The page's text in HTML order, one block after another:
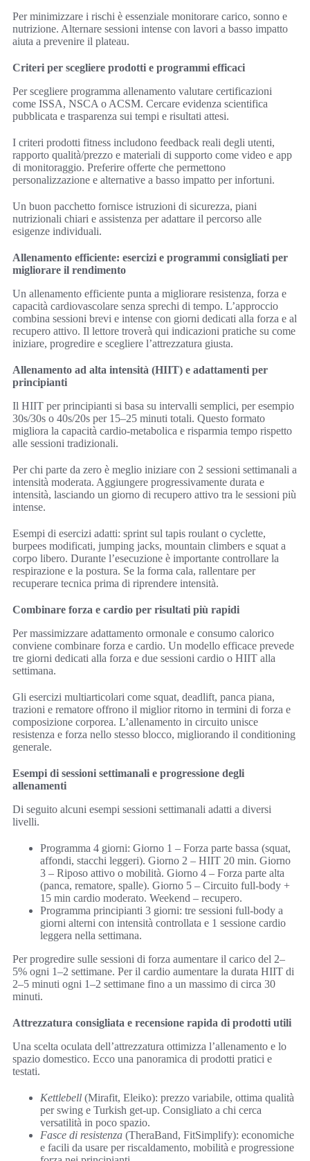
Per minimizzare i rischi è essenziale monitorare carico, sonno e
nutrizione. Alternare sessioni intense con lavori a basso impatto
aiuta a prevenire il plateau.
Criteri per scegliere prodotti e programmi efficaci
Per scegliere programma allenamento valutare certificazioni
come ISSA, NSCA o ACSM. Cercare evidenza scientifica
pubblicata e trasparenza sui tempi e risultati attesi.
I criteri prodotti fitness includono feedback reali degli utenti,
rapporto qualità/prezzo e materiali di supporto come video e app
di monitoraggio. Preferire offerte che permettono
personalizzazione e alternative a basso impatto per infortuni.
Un buon pacchetto fornisce istruzioni di sicurezza, piani
nutrizionali chiari e assistenza per adattare il percorso alle
esigenze individuali.
Allenamento efficiente: esercizi e programmi consigliati per
migliorare il rendimento
Un allenamento efficiente punta a migliorare resistenza, forza e
capacità cardiovascolare senza sprechi di tempo. L’approccio
combina sessioni brevi e intense con giorni dedicati alla forza e al
recupero attivo. Il lettore troverà qui indicazioni pratiche su come
iniziare, progredire e scegliere l’attrezzatura giusta.
Allenamento ad alta intensità (HIIT) e adattamenti per
principianti
Il HIIT per principianti si basa su intervalli semplici, per esempio
30s/30s o 40s/20s per 15–25 minuti totali. Questo formato
migliora la capacità cardio-metabolica e risparmia tempo rispetto
alle sessioni tradizionali.
Per chi parte da zero è meglio iniziare con 2 sessioni settimanali a
intensità moderata. Aggiungere progressivamente durata e
intensità, lasciando un giorno di recupero attivo tra le sessioni più
intense.
Esempi di esercizi adatti: sprint sul tapis roulant o cyclette,
burpees modificati, jumping jacks, mountain climbers e squat a
corpo libero. Durante l’esecuzione è importante controllare la
respirazione e la postura. Se la forma cala, rallentare per
recuperare tecnica prima di riprendere intensità.
Combinare forza e cardio per risultati più rapidi
Per massimizzare adattamento ormonale e consumo calorico
conviene combinare forza e cardio. Un modello efficace prevede
tre giorni dedicati alla forza e due sessioni cardio o HIIT alla
settimana.
Gli esercizi multiarticolari come squat, deadlift, panca piana,
trazioni e rematore offrono il miglior ritorno in termini di forza e
composizione corporea. L’allenamento in circuito unisce
resistenza e forza nello stesso blocco, migliorando il conditioning
generale.
Esempi di sessioni settimanali e progressione degli
allenamenti
Di seguito alcuni esempi sessioni settimanali adatti a diversi
livelli.
Programma 4 giorni: Giorno 1 – Forza parte bassa (squat,
affondi, stacchi leggeri). Giorno 2 – HIIT 20 min. Giorno
3 – Riposo attivo o mobilità. Giorno 4 – Forza parte alta
(panca, rematore, spalle). Giorno 5 – Circuito full-body +
15 min cardio moderato. Weekend – recupero.
Programma principianti 3 giorni: tre sessioni full-body a
giorni alterni con intensità controllata e 1 sessione cardio
leggera nella settimana.
Per progredire sulle sessioni di forza aumentare il carico del 2–
5% ogni 1–2 settimane. Per il cardio aumentare la durata HIIT di
2–5 minuti ogni 1–2 settimane fino a un massimo di circa 30
minuti.
Attrezzatura consigliata e recensione rapida di prodotti utili
Una scelta oculata dell’attrezzatura ottimizza l’allenamento e lo
spazio domestico. Ecco una panoramica di prodotti pratici e
testati.
Kettlebell (Mirafit, Eleiko): prezzo variabile, ottima qualità
per swing e Turkish get-up. Consigliato a chi cerca
versatilità in poco spazio.
Fasce di resistenza (TheraBand, FitSimplify): economiche
e facili da usare per riscaldamento, mobilità e progressione